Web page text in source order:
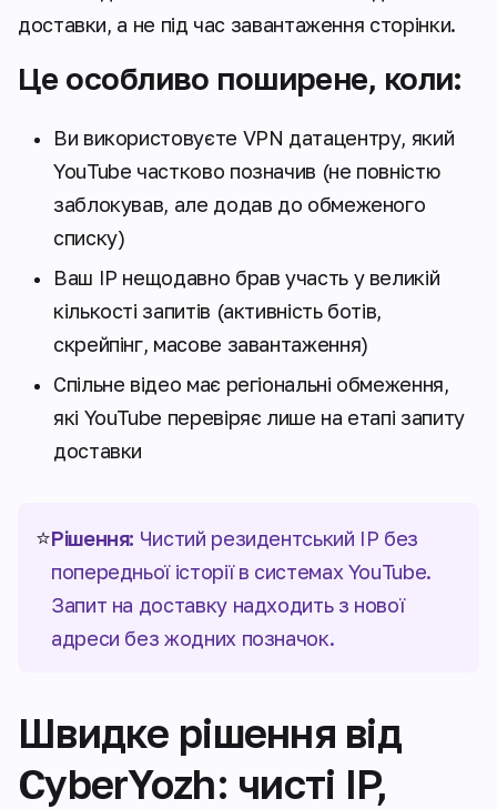
доставки, а не під час завантаження сторінки.
Це особливо поширене, коли:
Ви використовуєте VPN датацентру, який
YouTube частково позначив (не повністю
заблокував, але додав до обмеженого
списку)
Ваш IP нещодавно брав участь у великій
кількості запитів (активність ботів,
скрейпінг, масове завантаження)
Спільне відео має регіональні обмеження,
які YouTube перевіряє лише на етапі запиту
доставки
⭐Рішення: Чистий резидентський IP без
попередньої історії в системах YouTube.
Запит на доставку надходить з нової
адреси без жодних позначок.
Швидке рішення від
CyberYozh: чисті IP,